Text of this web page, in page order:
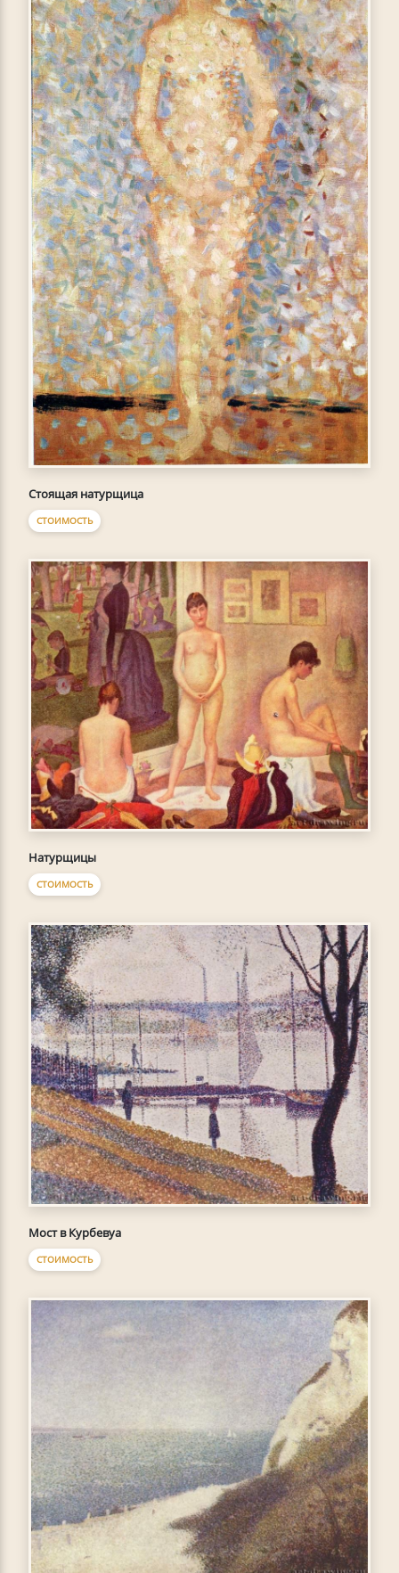
Стоящая натурщица
СТОИМОСТЬ
Натурщицы
СТОИМОСТЬ
Мост в Курбевуа
СТОИМОСТЬ